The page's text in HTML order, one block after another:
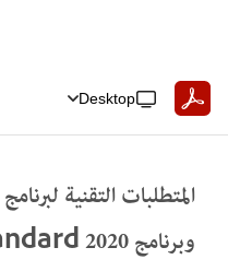
Desktop
وبرنامج Acrobat Standard 2020